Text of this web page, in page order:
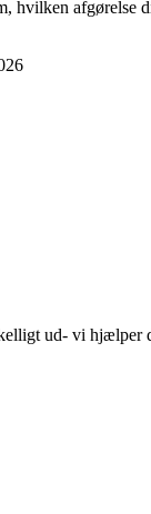
hvilken afgørelse
ud- vi hjælper